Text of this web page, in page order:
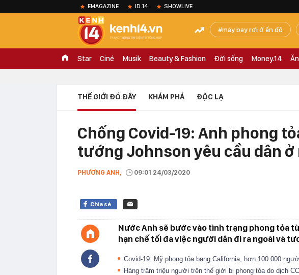
EMAGAZINE ID.14 SHOWLIVE
máy bay rơi ở ấn độ
Star Ciné Musik Beauty & Fashion Đời sống Money.14
THẾ GIỚI ĐÓ ĐÂY KHÁM PHÁ ĐỘC LẠ
Chống Covid-19: Anh phong
tướng Johnson yêu cầu dân ở
PHƯƠNG ANH, 09:01 24/03/2020
Chia sẻ
Nước Anh sẽ bước vào tình trạng phong tỏa
hạn chế tối đa việc người dân đi ra ngoài và
Covid-19: Mỹ phong tỏa bang California, hơn 100.000
Hàng trăm triệu người trên thế giới bị phong tỏa do dịch